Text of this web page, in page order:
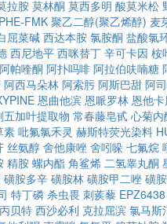
拉胺 莫林酮 莫西多明 酸莫米松
FMK 聚乙二醇(聚乙烯醇) 麦
屈菜碱 西达本胺 氯胺酮 盐酸氯
西尼地平 西咪替丁 辛可卡因 桉
阿帕喹酮 阿扑吗啡 阿拉伯呋喃糖
阿西马朵林 阿索肟 阿斯巴甜 阿
恩曲他滨 恩哌罗林 恩他卡
五加叶提取物 常春藤皂甙 心菊内
素 吡氟氯禾灵 赫斯特荧光染料
丝氨醇 舍他康唑 舍吲哚 七氟烷
精胺 螺内酯 角鲨烯 二氢睾丸酮
磺胺多辛 磺胺林 磺胺甲二唑 磺
特丁磷 杀虫畏 刺蒺藜 EPZ6438
贝特 西沙必利 克拉屈滨 氯马斯